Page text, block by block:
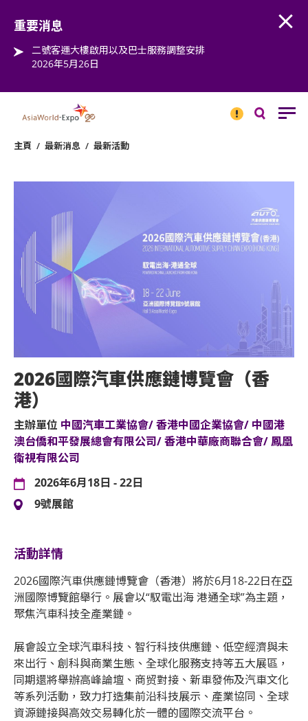
重要消息
二號客運大樓啟用以及巴士服務調整安排
2026年5月26日
消息
主頁 / 最新消息 / 最新活動
2026國際汽車供應鏈博覽會（香
港）
主辦單位 中國汽車工業協會/ 香港中國企業協會/ 中國港
澳台僑和平發展總會有限公司/ 香港中華廠商聯合會/ 鳳凰
衛視有限公司
2026年6月18日 - 22日
9號展館
活動詳情
2026國際汽車供應鏈博覽會（香港）將於6月18-22日在亞
洲國際博覽館舉行。展會以“馭電出海 港通全球”為主題，
聚焦汽車科技全產業鏈。
展會設立全球汽車科技、智行科技供應鏈、低空經濟與未
來出行、創科與商業生態、全球化服務支持等五大展區，
同期還將舉辦高峰論壇、商贸對接、新車發佈及汽車文化
等系列活動，致力打造集前沿科技展示、產業協同、全球
資源鏈接與高效交易轉化於一體的國際交流平台。